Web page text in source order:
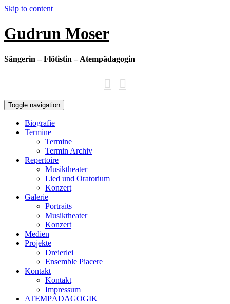
Skip to content
Gudrun Moser
Sängerin – Flötistin – Atempädagogin
Toggle navigation
Biografie
Termine
Termine
Termin Archiv
Repertoire
Musiktheater
Lied und Oratorium
Konzert
Galerie
Portraits
Musiktheater
Konzert
Medien
Projekte
Dreierlei
Ensemble Piacere
Kontakt
Kontakt
Impressum
ATEMPÄDAGOGIK